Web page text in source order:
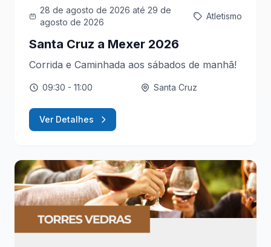
28 de agosto de 2026 até 29 de
agosto de 2026
Atletismo
Santa Cruz a Mexer 2026
Corrida e Caminhada aos sábados de manhã!
09:30 - 11:00 Santa Cruz
Ver Detalhes